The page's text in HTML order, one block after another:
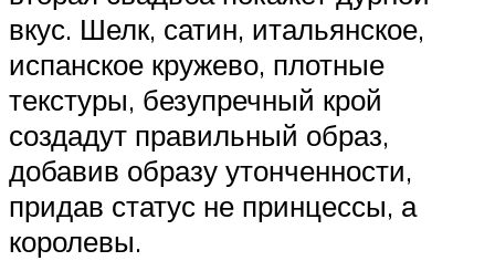
вкус. Шелк, сатин, итальянское,
испанское кружево, плотные
текстуры, безупречный крой
создадут правильный образ,
добавив образу утонченности,
придав статус не принцессы, а
королевы.